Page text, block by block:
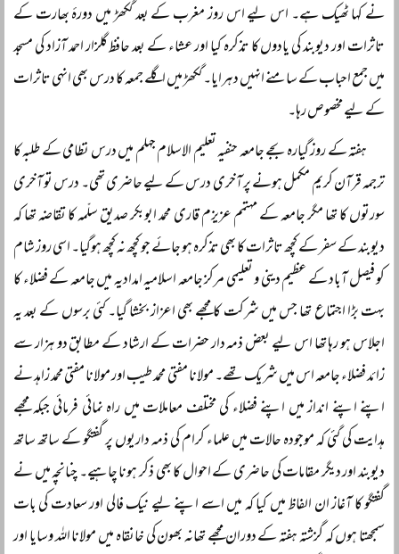
نے کہا ٹھیک ہے۔ اس لیے اس روز مغرب کے بعد گکھڑ میں دورۂ بھارت کے
تاثرات اور دیوبند کی یادوں کا تذکرہ کیا اور عشاء کے بعد حافظ گلزار احمد آزاد کی مسجد
میں جمع احباب کے سامنے انہیں دہرایا۔ گکھڑ میں اگلے جمعہ کا درس بھی انہی تاثرات
کے لیے مخصوص رہا۔
ہفتہ کے روز گیارہ بجے جامعہ حنفیہ تعلیم الاسلام جہلم میں درس نظامی کے طلبہ کا
ترجمہ قرآن کریم مکمل ہونے پر آخری درس کے لیے حاضری تھی۔ درس تو آخری
سورتوں کا تھا مگر جامعہ کے مہتمم عزیزم قاری محمد ابوبکر صدیق سلّمہ کا تقاضہ تھا کہ
دیوبند کے سفر کے کچھ تاثرات کا بھی تذکرہ ہو جائے جو کچھ نہ کچھ ہوگیا۔ اسی روز شام
کو فیصل آباد کے عظیم دینی و تعلیمی مرکز جامعہ اسلامیہ امدادیہ میں جامعہ کے فضلاء کا
بہت بڑا اجتماع تھا جس میں شرکت کا مجھے بھی اعزاز بخشا گیا۔ کئی برسوں کے بعد یہ
اجلاس ہو رہا تھا اس لیے بعض ذمہ دار حضرات کے ارشاد کے مطابق دو ہزار سے
زائد فضلاء جامعہ اس میں شریک تھے۔ مولانا مفتی محمد طیب اور مولانا مفتی محمد زاہد نے
اپنے اپنے انداز میں اپنے فضلاء کی مختلف معاملات میں راہ نمائی فرمائی جبکہ مجھے
ہدایت کی گئی کہ موجودہ حالات میں علماء کرام کی ذمہ داریوں پر گفتگو کے ساتھ ساتھ
دیوبند اور دیگر مقامات کی حاضری کے احوال کا بھی ذکر ہونا چاہیے۔ چنانچہ میں نے
گفتگو کا آغاز ان الفاظ میں کیا کہ میں اسے اپنے لیے نیک فالی اور سعادت کی بات
سمجھتا ہوں کہ گزشتہ ہفتہ کے دوران مجھے تھانہ بھون کی خانقاہ میں مولانا اللہ وسایا اور